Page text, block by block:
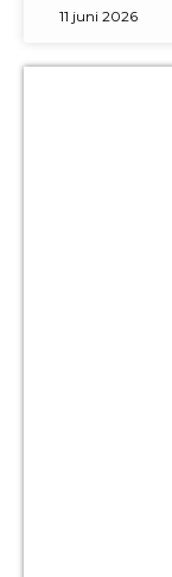
11 juni 2026